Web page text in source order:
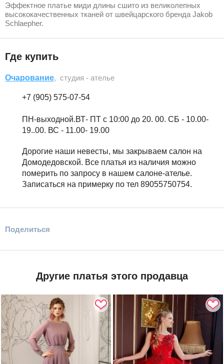
Эффектное платье миди длины сшито из великолепных
высококачественных тканей от швейцарского бренда Jakob
Schlaepher.
Где купить
Очарование, студия - ателье
+7 (905) 575-07-54
ПН-выходной.ВТ- ПТ с 10:00 до 20. 00. СБ - 10.00-
19..00. ВС - 11.00- 19.00
Дорогие наши невесты, мы закрываем салон на
Домодедовской. Все платья из наличия можно
померить по запросу в нашем салоне-ателье.
Записаться на примерку по тел 89055750754.
Поделиться
Другие платья этого продавца